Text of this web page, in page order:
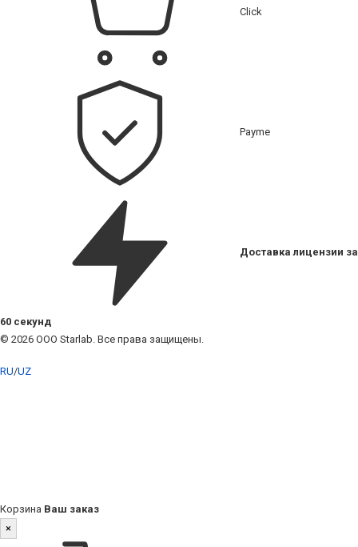
Click
Payme
Доставка лицензии за
60 секунд
© 2026 ООО Starlab. Все права защищены.
RU/UZ
Корзина Ваш заказ
×